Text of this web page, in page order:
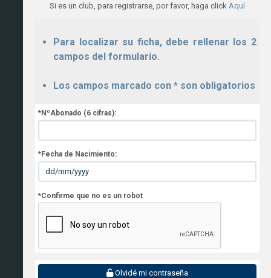
Si es un club, para registrarse, por favor, haga click Aquí
Para localizar su ficha, debe rellenar los 2
campos del formulario.
Los campos marcado con * son obligatorios
*NºAbonado (6 cifras):
*Fecha de Nacimiento:
*Confirme que no es un robot
Olvidé mi contraseña